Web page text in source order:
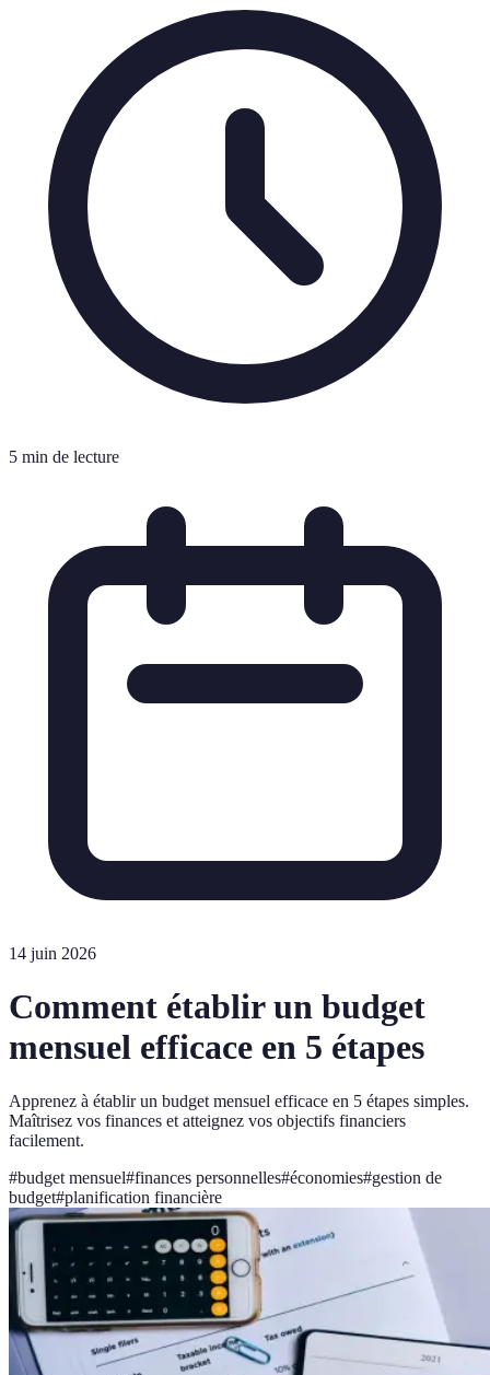
5 min de lecture
14 juin 2026
Comment établir un budget
mensuel efficace en 5 étapes
Apprenez à établir un budget mensuel efficace en 5 étapes simples.
Maîtrisez vos finances et atteignez vos objectifs financiers
facilement.
#budget mensuel#finances personnelles#économies#gestion de
budget#planification financière